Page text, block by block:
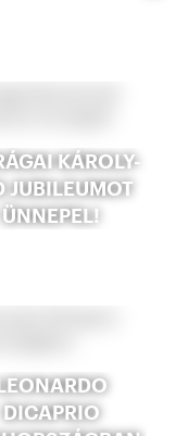
KÁROLY-
JUBILEUMOT
ÜNNEPEL!
DICAPRIO